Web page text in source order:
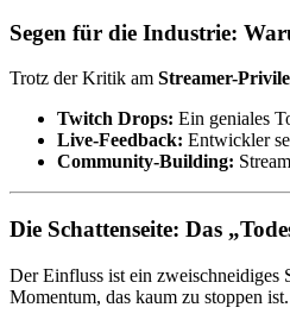
Segen für die Industrie:
Trotz der Kritik am Streamer-
Twitch Drops: Ein geniales
Live-Feedback: Entwickler
Community-Building:
Die Schattenseite: Das
Der Einfluss ist ein zweischneidiges
Momentum, das kaum zu stoppen